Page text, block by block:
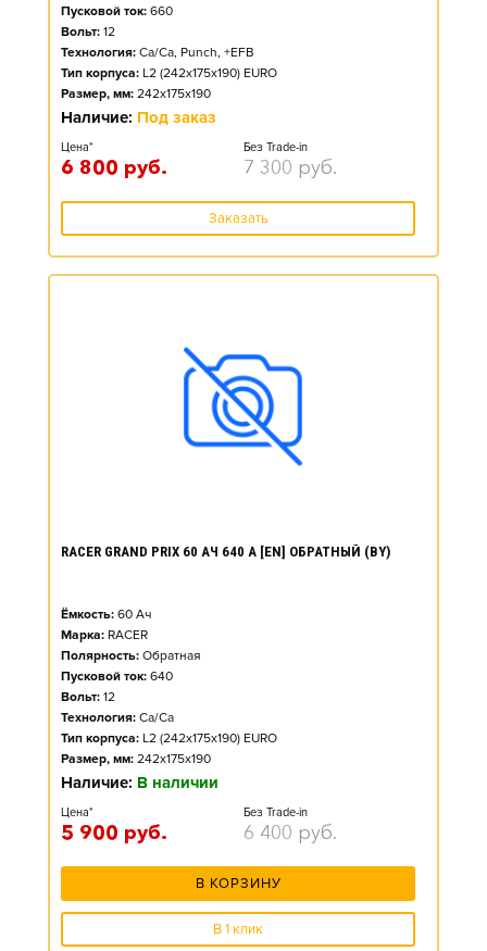
Пусковой ток: 660
Вольт: 12
Технология: Ca/Ca, Punch, +EFB
Тип корпуса: L2 (242x175x190) EURO
Размер, мм: 242x175x190
Наличие: Под заказ
Цена*
6 800 руб.
Без Trade-in
7 300 руб.
Заказать
RACER GRAND PRIX 60 АЧ 640 А [EN] ОБРАТНЫЙ (BY)
Ёмкость: 60 Ач
Марка: RACER
Полярность: Обратная
Пусковой ток: 640
Вольт: 12
Технология: Ca/Ca
Тип корпуса: L2 (242x175x190) EURO
Размер, мм: 242x175x190
Наличие: В наличии
Цена*
5 900 руб.
Без Trade-in
6 400 руб.
В КОРЗИНУ
В 1 клик